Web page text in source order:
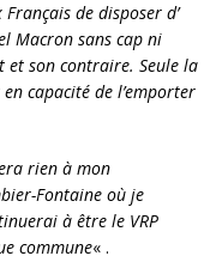
de disposer d’
Macron sans cap ni
et son contraire. Seule la
capacité de l’emporter
rien à mon
Fontaine où je
à être le VRP
commune« .